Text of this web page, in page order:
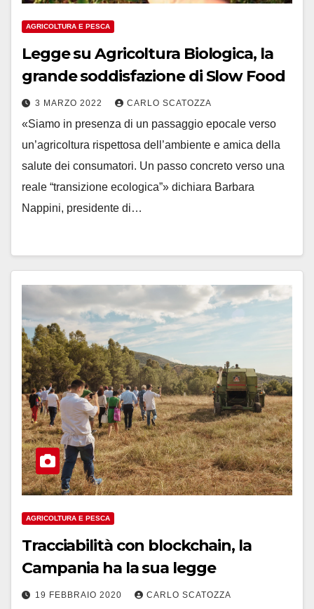
AGRICOLTURA E PESCA
Legge su Agricoltura Biologica, la
grande soddisfazione di Slow Food
3 MARZO 2022 CARLO SCATOZZA
«Siamo in presenza di un passaggio epocale verso
un’agricoltura rispettosa dell’ambiente e amica della
salute dei consumatori. Un passo concreto verso una
reale “transizione ecologica”» dichiara Barbara
Nappini, presidente di…
AGRICOLTURA E PESCA
Tracciabilità con blockchain, la
Campania ha la sua legge
19 FEBBRAIO 2020 CARLO SCATOZZA